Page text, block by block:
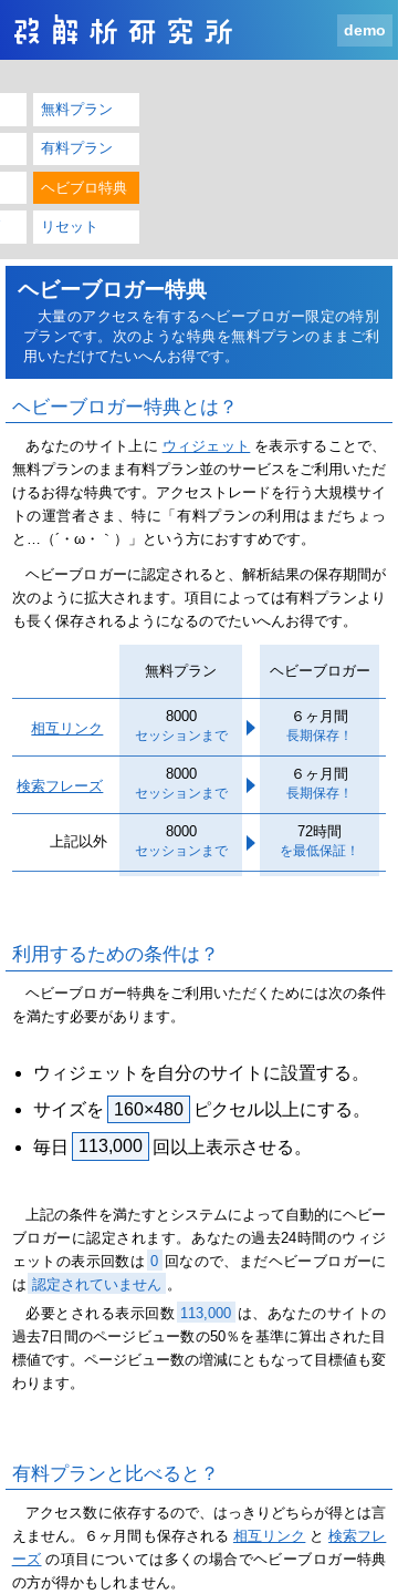
demo
無料プラン
有料プラン
ヘビブロ特典
リセット
ヘビーブロガー特典
大量のアクセスを有するヘビーブロガー限定の特別
プランです。次のような特典を無料プランのままご利
用いただけてたいへんお得です。
ヘビーブロガー特典とは？
あなたのサイト上に ウィジェット を表示することで、
無料プランのまま有料プラン並のサービスをご利用いただ
けるお得な特典です。アクセストレードを行う大規模サイ
トの運営者さま、特に「有料プランの利用はまだちょっ
と… （´・ω・｀） 」という方におすすめです。
ヘビーブロガーに認定されると、解析結果の保存期間が
次のように拡大されます。項目によっては有料プランより
も長く保存されるようになるのでたいへんお得です。
無料プラン ヘビーブロガー
相互リンク
8000
セッションまで
６ヶ月間
長期保存！
検索フレーズ
8000
セッションまで
６ヶ月間
長期保存！
上記以外
8000
セッションまで
72時間
を最低保証！
利用するための条件は？
ヘビーブロガー特典をご利用いただくためには次の条件
を満たす必要があります。
ウィジェットを自分のサイトに設置する。
サイズを
160×480
ピクセル以上にする。
毎日
113,000 回以上表示させる。
上記の条件を満たすとシステムによって自動的にヘビー
ブロガーに認定されます。あなたの過去24時間のウィジ
ェットの表示回数は 0 回なので、まだヘビーブロガーに
は 認定されていません 。
必要とされる表示回数 113,000 は、あなたのサイトの
過去7日間のページビュー数の50％を基準に算出された目
標値です。ページビュー数の増減にともなって目標値も変
わります。
有料プランと比べると？
アクセス数に依存するので、はっきりどちらが得とは言
えません。６ヶ月間も保存される 相互リンク と 検索フレ
ーズ の項目については多くの場合でヘビーブロガー特典
の方が得かもしれません。